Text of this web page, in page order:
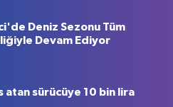
Deniz Sezonu Tüm
Devam Ediyor
atan sürücüye 10 bin lira